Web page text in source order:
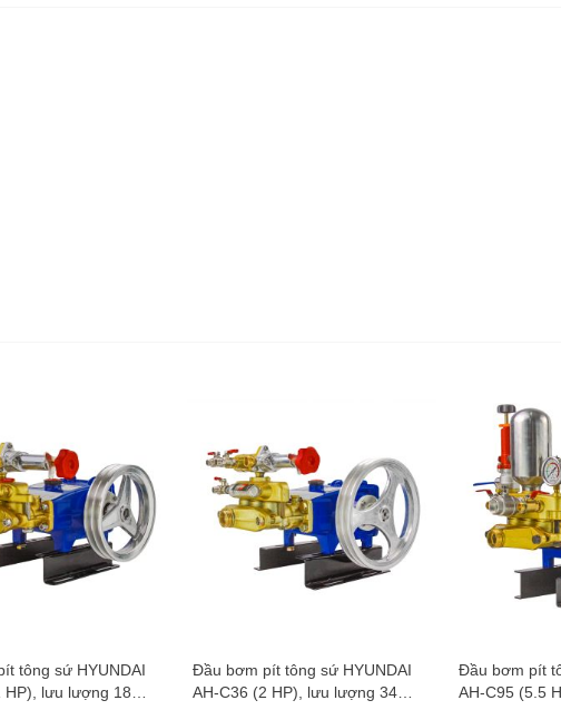
tông sứ HYUNDAI
18
Đầu bơm pít tông sứ HYUNDAI
AH-C36 (2 HP), lưu lượng 34
Đầu bơm pít
AH-C95 (5.5 HP), lưu